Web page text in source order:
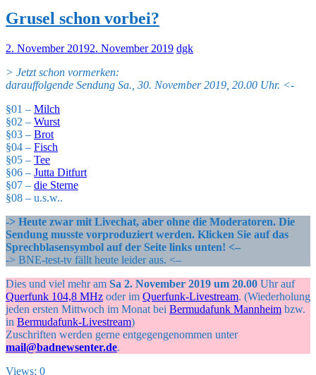
Grusel schon vorbei?
2. November 20192. November 2019 dgk
> Jetzt schon vormerken:
darauffolgende Sendung Sa., 30. November 2019, 20.00 Uhr. <-
§01 – Milch
§02 – Wurst
§03 – Brot
§04 – Fisch
§05 – Tee
§06 – Jutta Ditfurt
§07 – die Sterne
§08 – u.s.w..
-> Heute zwar mit Livechat, aber ohne die Moderatoren. Die
Sendung musste vorproduziert werden. Klicken Sie auf das
Sprechblasensymbol auf der Seite links unten! <–
-> BNE-test-tv fällt heute leider aus. <–
Dies und viel mehr am Sa 2. November 2019 um 20.00 Uhr auf
Querfunk 104,8 MHz oder im Querfunk-Livestream. (Wiederholung
jeden ersten Mittwoch im Monat bei Bermudafunk Mannheim bzw.
in Bermudafunk-Livestream)
Zuschriften werden gerne entgegengenommen unter
mail@badnewsenter.de.
Views: 0